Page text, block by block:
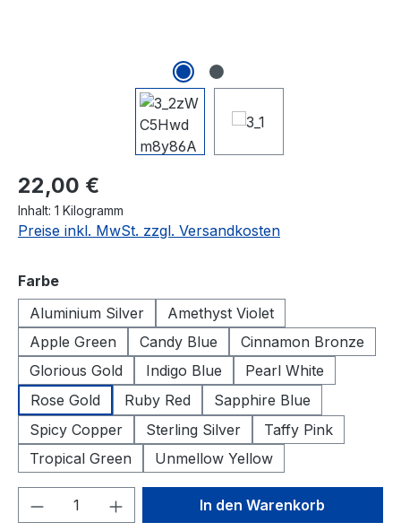
Regulärer Preis:
22,00 €
Inhalt: 1 Kilogramm
Preise inkl. MwSt. zzgl. Versandkosten
Farbeauswählen
Aluminium Silver
Amethyst Violet
Apple Green
Candy Blue
Cinnamon Bronze
Glorious Gold
Indigo Blue
Pearl White
Rose Gold
Ruby Red
Sapphire Blue
Spicy Copper
Sterling Silver
Taffy Pink
Tropical Green
Unmellow Yellow
Produkt Anzahl: Gib denIn den Warenkorb